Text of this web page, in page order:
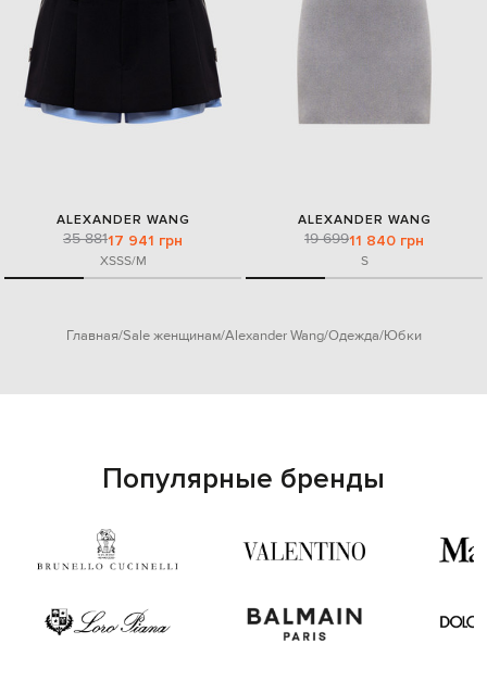
ALEXANDER WANG
35 88117 941 грн
XSSS/M
ALEXANDER WANG
19 69911 840 грн
S
Главная Sale женщинам Alexander Wang Одежда Юбки
Популярные бренды